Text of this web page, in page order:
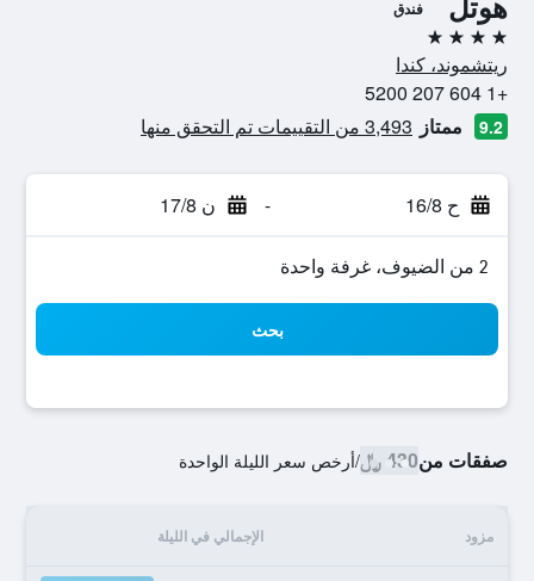
فندق
4 نجوم
ريتشموند، كندا
+1 604 207 5200
9.2 ممتاز 3,493 من التقييمات تم التحقق منها
ح 16/8 - ن 17/8
2 من الضيوف، غرفة واحدة
بحث
صفقات من430 ﷼ /أرخص سعر الليلة الواحدة
مزود الإجمالي في الليلة